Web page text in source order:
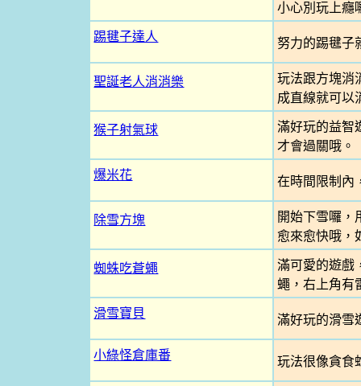
小心別玩上癮
踢毽子達人 努力的踢毽子
聖誕老人消消樂
玩法跟方塊消
成直線就可以
猴子射氣球
滿好玩的益智
才會過關哦。
爆米花 在時間限制內
除雪方塊
開始下雪囉，
愈來愈快哦，
蜘蛛吃蒼蠅
滿可愛的遊戲
蠅，右上角有
滑雪寶貝 滿好玩的滑雪
小綠怪倉庫番 玩法很像貪食